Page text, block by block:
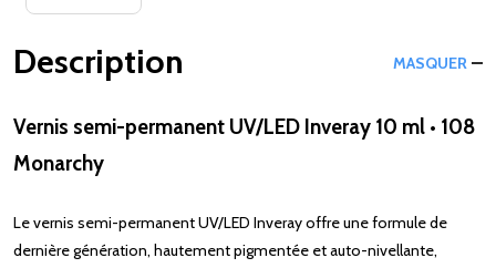
Description MASQUER
Vernis semi-permanent UV/LED Inveray 10 ml • 108
Monarchy
Le vernis semi-permanent UV/LED Inveray offre une formule de
dernière génération, hautement pigmentée et auto-nivellante,